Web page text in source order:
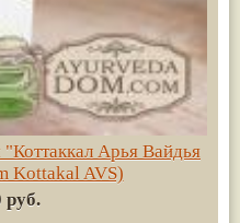
Арья Вайдья
Kottakal AVS)
руб.